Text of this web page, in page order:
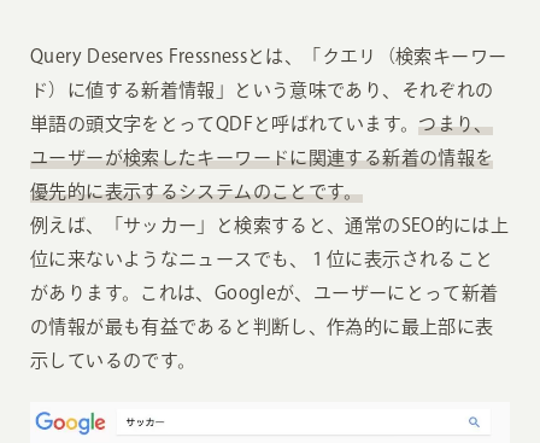
Query Deserves Fressnessとは、「クエリ（検索キーワー
ド）に値する新着情報」という意味であり、それぞれの
単語の頭文字をとってQDFと呼ばれています。つまり、
ユーザーが検索したキーワードに関連する新着の情報を
優先的に表示するシステムのことです。
例えば、「サッカー」と検索すると、通常のSEO的には上
位に来ないようなニュースでも、１位に表示されること
があります。これは、Googleが、ユーザーにとって新着
の情報が最も有益であると判断し、作為的に最上部に表
示しているのです。